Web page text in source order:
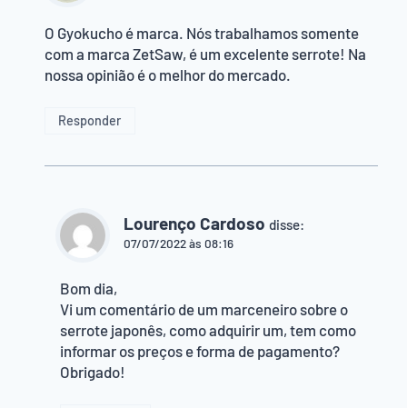
O Gyokucho é marca. Nós trabalhamos somente
com a marca ZetSaw, é um excelente serrote! Na
nossa opinião é o melhor do mercado.
Responder
Lourenço Cardoso disse:
07/07/2022 às 08:16
Bom dia,
Vi um comentário de um marceneiro sobre o
serrote japonês, como adquirir um, tem como
informar os preços e forma de pagamento?
Obrigado!